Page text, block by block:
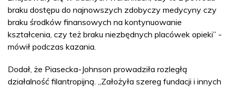
braku dostępu do najnowszych zdobyczy medycyny czy
braku środków finansowych na kontynuowanie
kształcenia, czy też braku niezbędnych placówek opieki” -
mówił podczas kazania.
Dodał, że Piasecka-Johnson prowadziła rozległą
działalność filantropijną. „Założyła szereg fundacji i innych